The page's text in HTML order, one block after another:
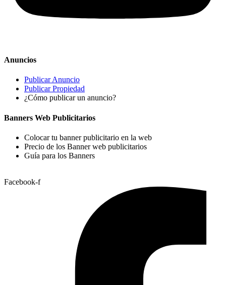
Anuncios
Publicar Anuncio
Publicar Propiedad
¿Cómo publicar un anuncio?
Banners Web Publicitarios
Colocar tu banner publicitario en la web
Precio de los Banner web publicitarios
Guía para los Banners
Facebook-f